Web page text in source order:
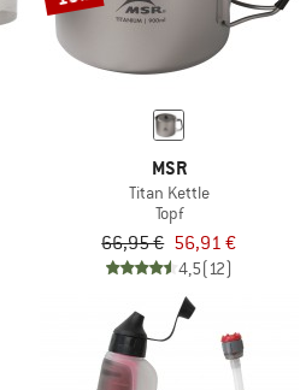
MSR
Titan Kettle
Topf
66,95 € 56,91 €
4,5(12)